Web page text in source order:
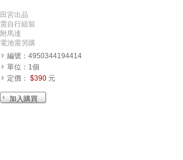
田宮出品
需自行組裝
附馬達
電池需另購
編號：4950344194414
單位：1個
定價： $390 元